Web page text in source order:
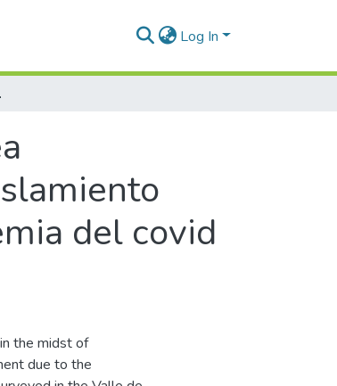
Log In
exploratorio
del covid
the midst of
due to the